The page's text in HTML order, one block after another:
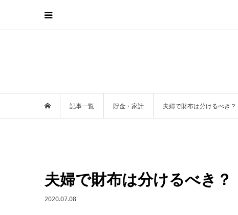
記事一覧 貯金・家計 夫婦で財布は分けるべき
夫婦で財布は分けるべき
2020.07.08